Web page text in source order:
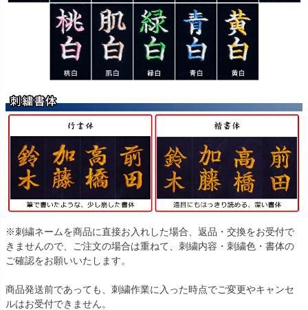
※刺繍ネームを商品に直接お入れした場合、返品・交換をお受付で
きませんので、ご注文の場合は重ねて、刺繍内容・刺繍色・書体の
ご確認をお願いいたします。
商品発送前であっても、刺繍作業に入った時点でご変更やキャンセ
ルはお受付できません。